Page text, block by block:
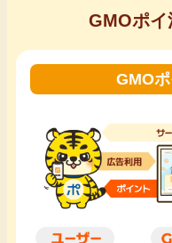
お友達紹介
毎日ゲット
特集一覧
月額有料サー
GMOポイ
GMO